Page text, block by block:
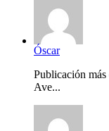
Óscar
Publicación
Ave...